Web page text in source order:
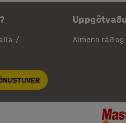
okkur var þetta tækifæri til
vikunnar. Með því að velja
umhverfið og börnin í
Húsgögn fyrir matsalinn
við aðra og taka sér hvíld
Uppgötvaðu
Almenn ráð